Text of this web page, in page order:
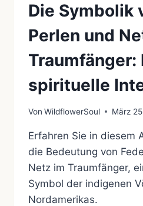
Die Symbolik
Perlen und
Traumfänger:
spirituelle
Von WildflowerSoul März
Erfahren Sie in diesem
die Bedeutung von
Netz im Traumfänger,
Symbol der indigenen
Nordamerikas.